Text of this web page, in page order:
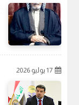
17 يوليو 2026